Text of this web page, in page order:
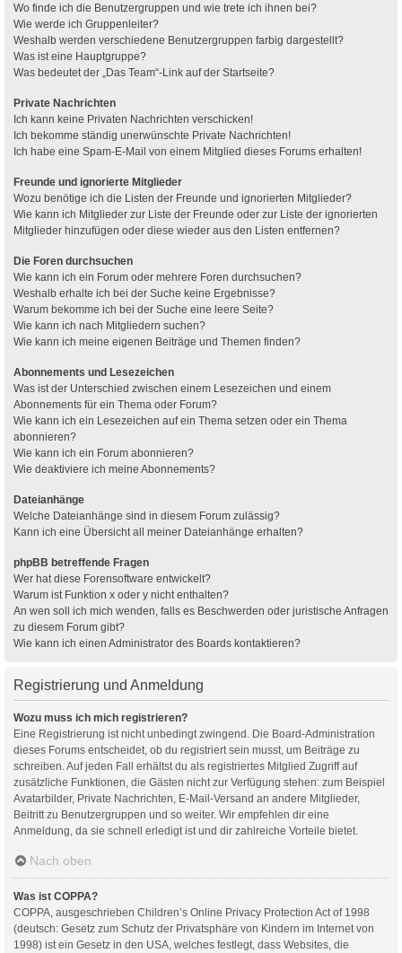
Wo finde ich die Benutzergruppen und wie trete ich ihnen bei?
Wie werde ich Gruppenleiter?
Weshalb werden verschiedene Benutzergruppen farbig dargestellt?
Was ist eine Hauptgruppe?
Was bedeutet der „Das Team“-Link auf der Startseite?
Private Nachrichten
Ich kann keine Privaten Nachrichten verschicken!
Ich bekomme ständig unerwünschte Private Nachrichten!
Ich habe eine Spam-E-Mail von einem Mitglied dieses Forums erhalten!
Freunde und ignorierte Mitglieder
Wozu benötige ich die Listen der Freunde und ignorierten Mitglieder?
Wie kann ich Mitglieder zur Liste der Freunde oder zur Liste der ignorierten
Mitglieder hinzufügen oder diese wieder aus den Listen entfernen?
Die Foren durchsuchen
Wie kann ich ein Forum oder mehrere Foren durchsuchen?
Weshalb erhalte ich bei der Suche keine Ergebnisse?
Warum bekomme ich bei der Suche eine leere Seite?
Wie kann ich nach Mitgliedern suchen?
Wie kann ich meine eigenen Beiträge und Themen finden?
Abonnements und Lesezeichen
Was ist der Unterschied zwischen einem Lesezeichen und einem
Abonnements für ein Thema oder Forum?
Wie kann ich ein Lesezeichen auf ein Thema setzen oder ein Thema
abonnieren?
Wie kann ich ein Forum abonnieren?
Wie deaktiviere ich meine Abonnements?
Dateianhänge
Welche Dateianhänge sind in diesem Forum zulässig?
Kann ich eine Übersicht all meiner Dateianhänge erhalten?
phpBB betreffende Fragen
Wer hat diese Forensoftware entwickelt?
Warum ist Funktion x oder y nicht enthalten?
An wen soll ich mich wenden, falls es Beschwerden oder juristische Anfragen
zu diesem Forum gibt?
Wie kann ich einen Administrator des Boards kontaktieren?
Registrierung und Anmeldung
Wozu muss ich mich registrieren?
Eine Registrierung ist nicht unbedingt zwingend. Die Board-Administration
dieses Forums entscheidet, ob du registriert sein musst, um Beiträge zu
schreiben. Auf jeden Fall erhältst du als registriertes Mitglied Zugriff auf
zusätzliche Funktionen, die Gästen nicht zur Verfügung stehen: zum Beispiel
Avatarbilder, Private Nachrichten, E-Mail-Versand an andere Mitglieder,
Beitritt zu Benutzergruppen und so weiter. Wir empfehlen dir eine
Anmeldung, da sie schnell erledigt ist und dir zahlreiche Vorteile bietet.
Nach oben
Was ist COPPA?
COPPA, ausgeschrieben Children’s Online Privacy Protection Act of 1998
(deutsch: Gesetz zum Schutz der Privatsphäre von Kindern im Internet von
1998) ist ein Gesetz in den USA, welches festlegt, dass Websites, die